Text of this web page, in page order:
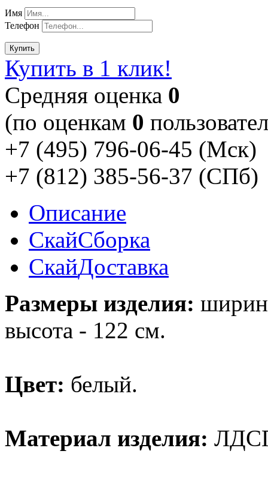
Имя
Телефон
Купить
Купить в 1 клик!
Cредняя оценка 0
(по оценкам 0
+7 (495) 796-06-45 (Мск)
+7 (812) 385-56-37 (СПб)
Описание
СкайСборка
СкайДоставка
Размеры изделия:
высота - 122 см.
Цвет: белый.
Материал изделия: